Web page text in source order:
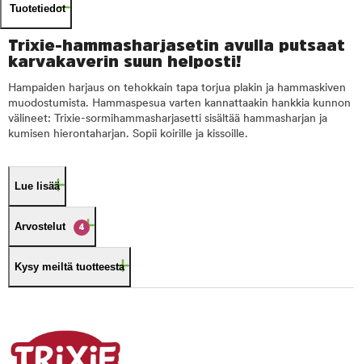
Tuotetiedot
Trixie-hammasharjasetin avulla putsaat
karvakaverin suun helposti!
Hampaiden harjaus on tehokkain tapa torjua plakin ja hammaskiven
muodostumista. Hammaspesua varten kannattaakin hankkia kunnon
välineet: Trixie-sormihammasharjasetti sisältää hammasharjan ja
kumisen hierontaharjan. Sopii koirille ja kissoille.
Lue lisää
Arvostelut 4
Kysy meiltä tuotteesta